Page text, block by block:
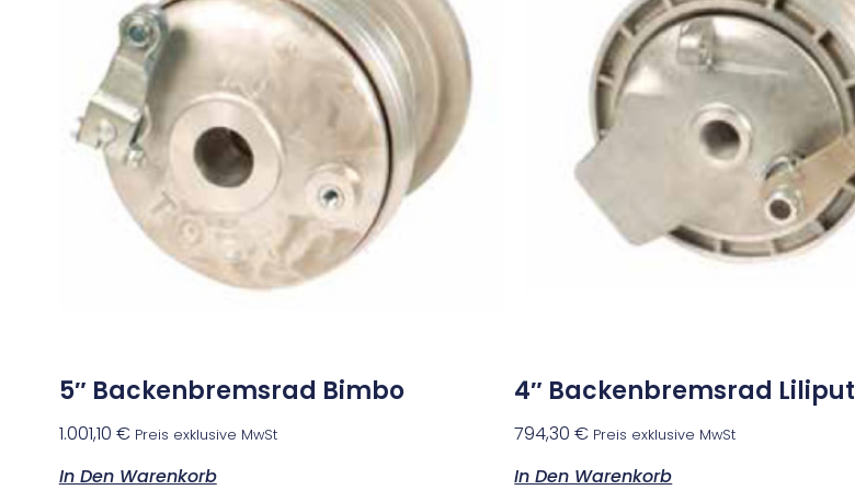
5″ Backenbremsrad Bimbo
1.001,10 € Preis exklusive MwSt
In Den Warenkorb
4″ Backenbremsrad Liliput
794,30€ Preis exklusive MwSt
In Den Warenkorb